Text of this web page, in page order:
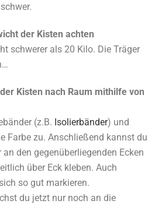
der Kisten achten
schwerer als 20 Kilo. Die Träger
Kisten nach Raum mithilfe von
(z.B. Isolierbänder) und
Farbe zu. Anschließend kannst du
den gegenüberliegenden Ecken
über Eck kleben. Auch
so gut markieren.
du jetzt nur noch an die